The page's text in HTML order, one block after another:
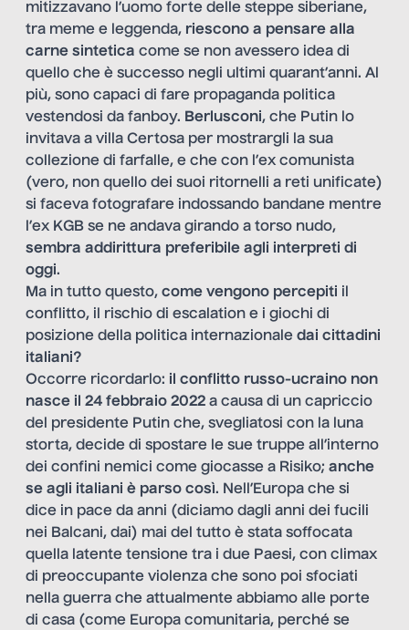
mitizzavano l’uomo forte delle steppe siberiane,
tra meme e leggenda, riescono a pensare alla
carne sintetica come se non avessero idea di
quello che è successo negli ultimi quarant’anni. Al
più, sono capaci di fare propaganda politica
vestendosi da fanboy. Berlusconi, che Putin lo
invitava a villa Certosa per mostrargli la sua
collezione di farfalle, e che con l’ex comunista
(vero, non quello dei suoi ritornelli a reti unificate)
si faceva fotografare indossando bandane mentre
l’ex KGB se ne andava girando a torso nudo,
sembra addirittura preferibile agli interpreti di
oggi.
Ma in tutto questo, come vengono percepiti il
conflitto, il rischio di escalation e i giochi di
posizione della politica internazionale dai cittadini
italiani?
Occorre ricordarlo: il conflitto russo-ucraino non
nasce il 24 febbraio 2022 a causa di un capriccio
del presidente Putin che, svegliatosi con la luna
storta, decide di spostare le sue truppe all’interno
dei confini nemici come giocasse a Risiko; anche
se agli italiani è parso così. Nell’Europa che si
dice in pace da anni (diciamo dagli anni dei fucili
nei Balcani, dai) mai del tutto è stata soffocata
quella latente tensione tra i due Paesi, con climax
di preoccupante violenza che sono poi sfociati
nella guerra che attualmente abbiamo alle porte
di casa (come Europa comunitaria, perché se